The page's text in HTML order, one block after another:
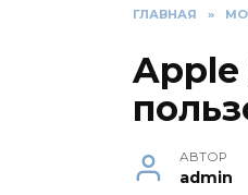
ГЛАВНАЯ »
Apple
АВТОР
admin